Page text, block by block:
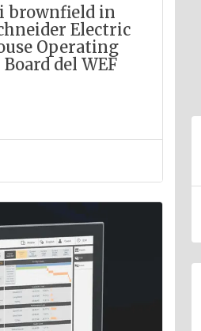
brownfield in
Electric
Operating
del WEF